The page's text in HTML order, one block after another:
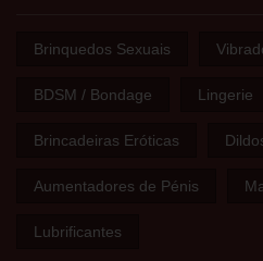
Brinquedos Sexuais
BDSM / Bondage Lingerie
Brincadeiras Eróticas
Aumentadores de Pénis
Lubrificantes